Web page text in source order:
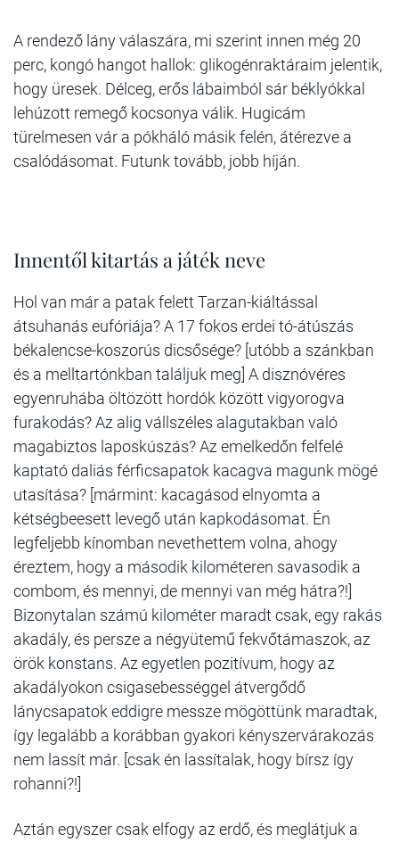
A rendező lány válaszára, mi szerint innen még 20
perc, kongó hangot hallok: glikogénraktáraim jelentik,
hogy üresek. Délceg, erős lábaimból sár béklyókkal
lehúzott remegő kocsonya válik. Hugicám
türelmesen vár a pókháló másik felén, átérezve a
csalódásomat. Futunk tovább, jobb híján.
Innentől kitartás a játék neve
Hol van már a patak felett Tarzan-kiáltással
átsuhanás eufóriája? A 17 fokos erdei tó-átúszás
békalencse-koszorús dicsősége? [utóbb a szánkban
és a melltartónkban találjuk meg] A disznóvéres
egyenruhába öltözött hordók között vigyorogva
furakodás? Az alig vállszéles alagutakban való
magabiztos laposkúszás? Az emelkedőn felfelé
kaptató daliás férficsapatok kacagva magunk mögé
utasítása? [mármint: kacagásod elnyomta a
kétségbeesett levegő után kapkodásomat. Én
legfeljebb kínomban nevethettem volna, ahogy
éreztem, hogy a második kilométeren savasodik a
combom, és mennyi, de mennyi van még hátra?!]
Bizonytalan számú kilométer maradt csak, egy rakás
akadály, és persze a négyütemű fekvőtámaszok, az
örök konstans. Az egyetlen pozitívum, hogy az
akadályokon csigasebességgel átvergődő
lánycsapatok eddigre messze mögöttünk maradtak,
így legalább a korábban gyakori kényszervárakozás
nem lassít már. [csak én lassítalak, hogy bírsz így
rohanni?!]
Aztán egyszer csak elfogy az erdő, és meglátjuk a